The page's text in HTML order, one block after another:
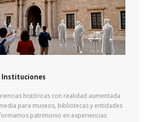
Instituciones
históricas con realidad aumentada
para museos, bibliotecas y entidades
patrimonio en experiencias